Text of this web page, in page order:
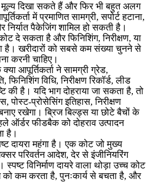
मूल्य दिखा सकते हैं और फिर भी बहुत अलग
में प्रमाणित सामग्री, सपोर्ट हटाना,
निर्यात पैकेजिंग शामिल हो सकती है।
दे सकता है और फिनिशिंग, निरीक्षण, या
है। खरीदारों को सबसे कम संख्या चुनने से
करनी चाहिए।
आपूर्तिकर्ता ने सामग्री ग्रेड,
विधि, निरीक्षण रिकॉर्ड, लीड
की है। यदि भाग दोहराया जा सकता है, तो
पोस्ट-प्रोसेसिंग इतिहास, निरीक्षण
रखेगा। ब्रिज बिल्ड्स या छोटे बैचों के
ऑर्डर फीडबैक को दोहराव उत्पादन
है।
दायरा महंगा है। एक कोट जो मुख्य
परिवर्तन आदेश, देर से इंजीनियरिंग
विनिर्माण दायरे वाला थोड़ा उच्च कोट
कम करता है, पुनःकार्य से बचता है, और